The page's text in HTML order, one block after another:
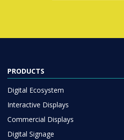
PRODUCTS
Digital Ecosystem
Interactive Displays
Commercial Displays
Digital Signage